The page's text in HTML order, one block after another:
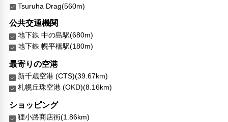
Tsuruha Drag(560m)
公共交通機関
地下鉄 中の島駅(680m)
地下鉄 幌平橋駅(180m)
最寄りの空港
新千歳空港 (CTS)(39.67km)
札幌丘珠空港 (OKD)(8.16km)
ショッピング
狸小路商店街(1.86km)